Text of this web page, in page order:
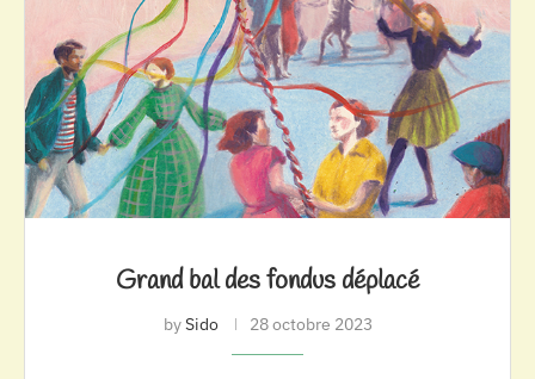
Grand bal des fondus déplacé
bySido 28 octobre 2023